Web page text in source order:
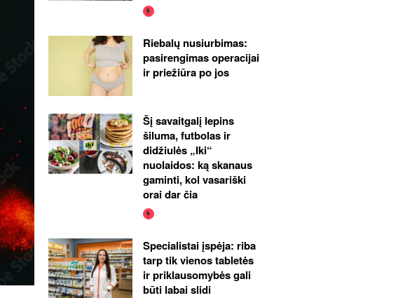
Riebalų nusiurbimas:
pasirengimas operacijai
ir priežiūra po jos
Šį savaitgalį lepins
šiluma, futbolas ir
didžiulės „Iki“
nuolaidos: ką skanaus
gaminti, kol vasariški
orai dar čia
Specialistai įspėja: riba
tarp tik vienos tabletės
ir priklausomybės gali
būti labai slidi